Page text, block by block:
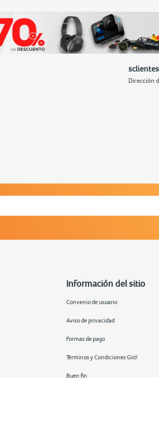
Dirección
Información del sitio
Convenio de usuario
Aviso de privacidad
Formas de pago
Términos y Condiciones Giit!
Buen fin